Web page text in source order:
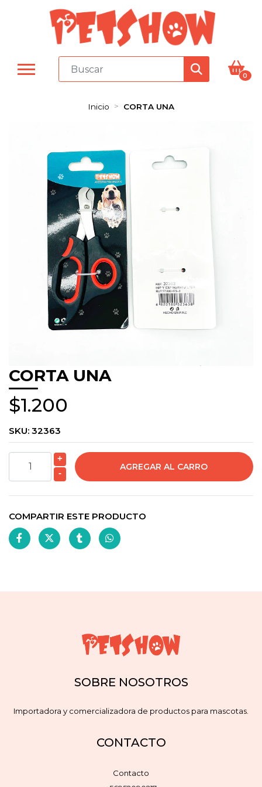
0
Inicio CORTA UNA
CORTA UNA
$1.200
SKU: 32363
+
-
COMPARTIR ESTE PRODUCTO
SOBRE NOSOTROS
Importadora y comercializadora de productos para mascotas.
CONTACTO
Contacto